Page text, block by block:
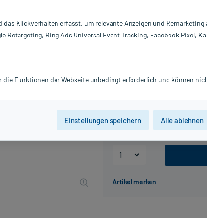
inkl. MwSt. Gratis-Versand innerhalb D.
10 St 50 St
PZN:
Hersteller:
das Klickverhalten erfasst, um relevante Anzeigen und Remarketing
Retargeting, Bing Ads Universal Event Tracking, Facebook Pixel,
die Funktionen der Webseite unbedingt erforderlich und können
Einstellungen speichern Alle ablehnen